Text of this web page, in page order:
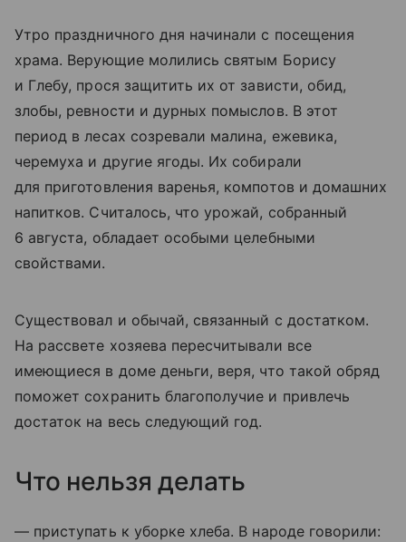
Утро праздничного дня начинали с посещения
храма. Верующие молились святым Борису
и Глебу, прося защитить их от зависти, обид,
злобы, ревности и дурных помыслов. В этот
период в лесах созревали малина, ежевика,
черемуха и другие ягоды. Их собирали
для приготовления варенья, компотов и домашних
напитков. Считалось, что урожай, собранный
6 августа, обладает особыми целебными
свойствами.
Существовал и обычай, связанный с достатком.
На рассвете хозяева пересчитывали все
имеющиеся в доме деньги, веря, что такой обряд
поможет сохранить благополучие и привлечь
достаток на весь следующий год.
Что нельзя делать
— приступать к уборке хлеба. В народе говорили: